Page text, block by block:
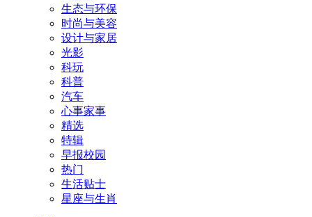
生态与环保
时尚与美容
设计与家居
光影
科玩
科普
汽车
心事家事
精选
特辑
早报校园
热门
生活贴士
星座与生肖